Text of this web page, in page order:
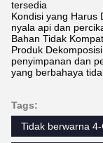
tersedia
Kondisi yang Harus
nyala api dan
Bahan Tidak
Produk
penyimpanan dan
yang berbahaya
Tags:
Tidak berwarna